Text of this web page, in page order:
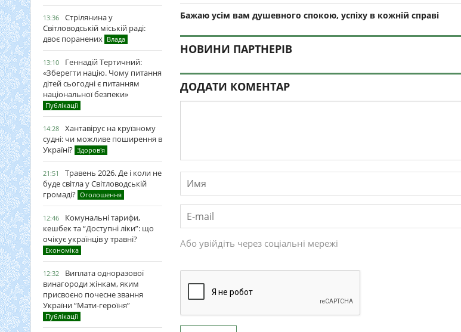
13:36
Стрілянина у
Світловодській міській раді:
двоє поранених Влада
13:10
Геннадій Тертичний:
«Зберегти націю. Чому питання
дітей сьогодні є питанням
національної безпеки»
Публікації
14:28
Хантавірус на круїзному
судні: чи можливе поширення в
Україні? Здоров'я
21:51
Травень 2026. Де і коли не
буде світла у Світловодській
громаді? Оголошення
12:46
Комунальні тарифи,
кешбек та “Доступні ліки”: що
очікує українців у травні?
Економіка
12:32
Виплата одноразової
винагороди жінкам, яким
присвоєно почесне звання
України “Мати-героїня”
Публікації
Бажаю усім вам душевного спокою, успіху в кожній справі
НОВИНИ ПАРТНЕРІВ
ДОДАТИ КОМЕНТАР
Або увійдіть через соціальні мережі